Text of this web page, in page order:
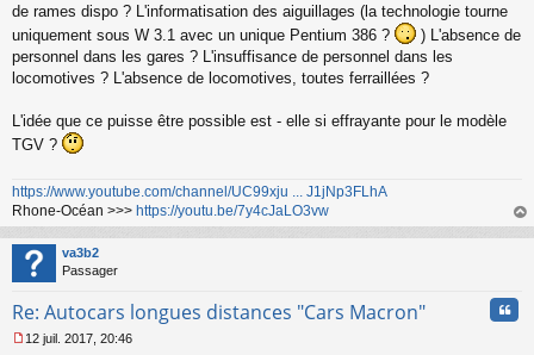
de rames dispo ? L'informatisation des aiguillages (la technologie tourne
uniquement sous W 3.1 avec un unique Pentium 386 ?
) L'absence de
personnel dans les gares ? L'insuffisance de personnel dans les
locomotives ? L'absence de locomotives, toutes ferraillées ?
L'idée que ce puisse être possible est - elle si effrayante pour le modèle
TGV ?
https://www.youtube.com/channel/UC99xju ... J1jNp3FLhA
Rhone-Océan >>> https://youtu.be/7y4cJaLO3vw
au
va3b2
Passager
Re: Autocars longues distances "Cars Macron"
12 juil. 2017, 20:46